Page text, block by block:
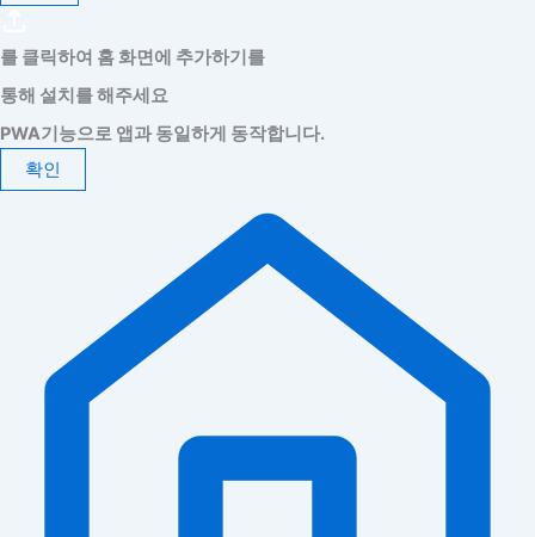
를 클릭하여 홈 화면에 추가하기를
통해 설치를 해주세요
PWA기능으로 앱과 동일하게 동작합니다.
확인